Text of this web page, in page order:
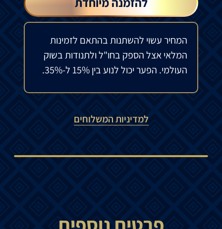
המחיר עשוי להשתנות בהתאם לזמינות
המלאי אצל הספק בחו"ל ולתנודות בשוק
העולמי. הפער יכול לנוע בין 15% ל-35%.
למדיניות המשלוחים